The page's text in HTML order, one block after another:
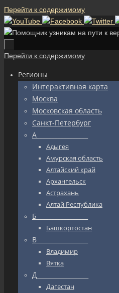
Перейти к содержимому
Перейти к содержимому
Регионы
Интерактивная карта
Москва
Московская область
Санкт-Петербург
А_________________
Адыгея
Амурская область
Алтайский край
Архангельск
Астрахань
Алтай Республика
Б_________________
Башкортостан
В_________________
Владимир
Вятка
Д_________________
Дагестан